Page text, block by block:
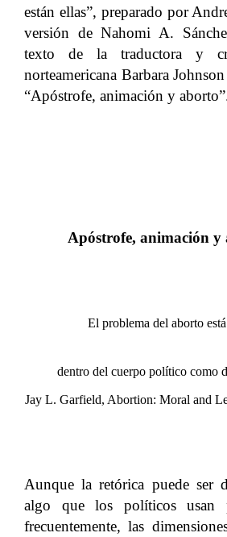
están ellas”, preparado por
versión de Nahomi A.
texto de la traductora y
norteamericana Barbara
“Apóstrofe, animación y
Apóstrofe, animación y
El problema del aborto
dentro del cuerpo político como
Jay L. Garfield, Abortion: Moral and
Aunque la retórica puede ser
algo que los políticos usan
frecuentemente, las